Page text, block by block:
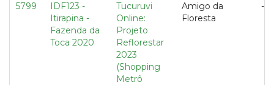
5799
IDF123 -
Itirapina -
Fazenda da
Toca 2020
Tucuruvi
Online:
Projeto
Reflorestar
2023
(Shopping
Metrô
Amigo da
Floresta
---